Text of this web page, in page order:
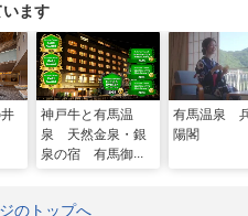
います
神戸牛と有馬温
泉 天然金泉・銀
泉の宿 有馬御苑
有馬温泉
陽閣
のトップへ